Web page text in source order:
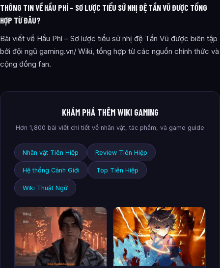
THÔNG TIN VỀ HẦU PHÍ – SƠ LƯỢC TIỂU SỬ NHỊ ĐỆ TẦN VŨ ĐƯỢC TỔNG
HỢP TỪ ĐÂU?
Bài viết về Hầu Phí – Sơ lược tiểu sử nhị đệ Tần Vũ được biên tập
bởi đội ngũ gaming.vn/ Wiki, tổng hợp từ các nguồn chính thức và
cộng đồng fan.
KHÁM PHÁ THÊM WIKI GAMING
Hơn 1,800 bài viết chi tiết về nhân vật, tác phẩm, và game guide
Nhân vật Tiên Hiệp Review Tiên Hiệp
Hệ thống Cảnh Giới Top Tiên Hiệp
Wiki Thuật Ngữ